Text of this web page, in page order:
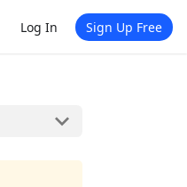
Log In Sign Up Free